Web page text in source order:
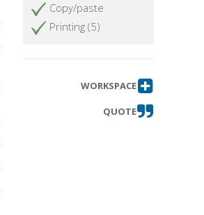
Copy/paste
Printing (5)
WORKSPACE
QUOTE